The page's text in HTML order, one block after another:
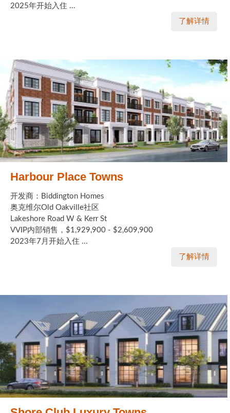
2025年开始入住 ...
了解详情
Harbour Place Towns
开发商：Biddington Homes
奥克维尔Old Oakville社区
Lakeshore Road W & Kerr St
VVIP内部销售，$1,929,900 - $2,609,900
2023年7月开始入住 ...
了解详情